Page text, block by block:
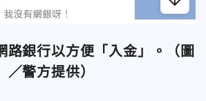
路銀行以方便「入金」。（圖
／警方提供）